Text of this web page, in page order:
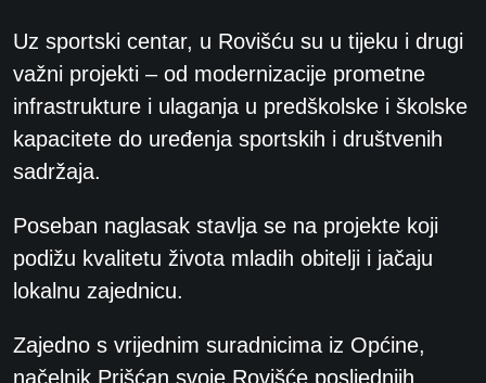
Uz sportski centar, u Rovišću su u tijeku i drugi
važni projekti – od modernizacije prometne
infrastrukture i ulaganja u predškolske i školske
kapacitete do uređenja sportskih i društvenih
sadržaja.
Poseban naglasak stavlja se na projekte koji
podižu kvalitetu života mladih obitelji i jačaju
lokalnu zajednicu.
Zajedno s vrijednim suradnicima iz Općine,
načelnik Prišćan svoje Rovišće posljednjih